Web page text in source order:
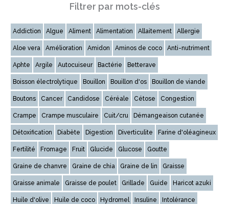
Filtrer par mots-clés
Addiction Algue Aliment Alimentation Allaitement Allergie
Aloe vera Amélioration Amidon Aminos de coco Anti-nutriment
Aphte Argile Autocuiseur Bactérie Betterave
Boisson électrolytique Bouillon Bouillon d'os Bouillon de viande
Boutons Cancer Candidose Céréale Cétose Congestion
Crampe Crampe musculaire Cuit/cru Démangeaison cutanée
Détoxification Diabète Digestion Diverticulite Farine d'oléagineux
Fertilité Fromage Fruit Glucide Glucose Goutte
Graine de chanvre Graine de chia Graine de lin Graisse
Graisse animale Graisse de poulet Grillade Guide Haricot azuki
Huile d'olive Huile de coco Hydromel Insuline Intolérance